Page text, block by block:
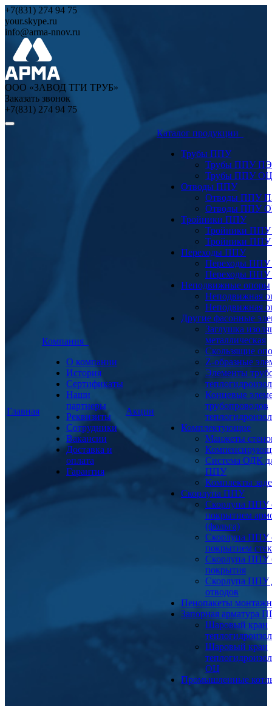
+7(831) 274 94 75
your.skype.ru
info@arma-nnov.ru
ООО «ЗАВОД ТГИ ТРУБ»
Заказать звонок
+7(831) 274 94 75
Главная
Компания
О компании
История
Сертификаты
Наши
партнеры
Реквизиты
Сотрудники
Вакансии
Доставка и
оплата
Гарантия
Акции
Каталог продукции
Трубы ППУ
Трубы ППУ ПЭ
Трубы ППУ ОЦ
Отводы ППУ
Отводы ППУ
Отводы ППУ
Тройники ППУ
Тройники
Тройники
Переходы ППУ
Переходы
Переходы
Неподвижные опоры
Неподвижная
Неподвижная
Другие фасонные
Заглушка
металлическая
Скользящие
Z-образные
Элементы
Концевые
трубопроводов
Комплектующие
Манжеты
Система ОДК
ППУ
Комплекты
Скорлупа ППУ
Скорлупа ППУ
покрытием
(фольга)
Скорлупа ППУ
покрытием
Скорлупа ППУ
покрытия
Скорлупа ППУ
отводов
Пенопакеты
Запорная арматура
Шаровый кран
Шаровый кран
ОЦ
Промышленные